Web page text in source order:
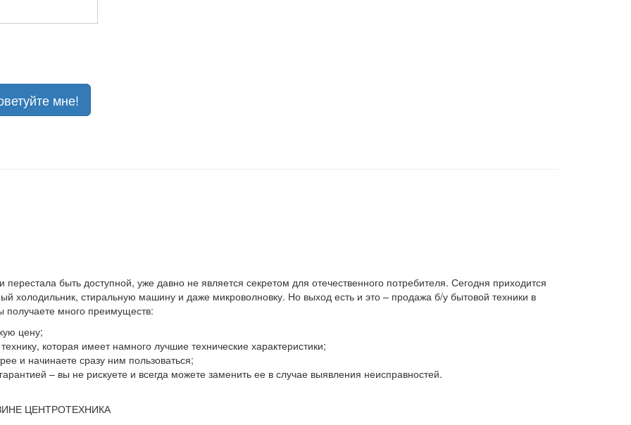
мне!
быть доступной, уже давно не является секретом для отечественного потребителя. Сегодня приходится
холодильник, стиральную машину и даже микроволновку. Но выход есть и это – продажа б/у бытовой техники в
получаете много преимуществ:
цену;
которая имеет намного лучшие технические характеристики;
и начинаете сразу ним пользоваться;
– вы не рискуете и всегда можете заменить ее в случае выявления неисправностей.
ЦЕНТРОТЕХНИКА